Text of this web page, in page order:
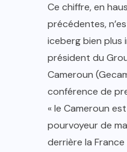
Ce chiffre, en
précédentes,
iceberg bien plus
président du
Cameroun
conférence de
« le Cameroun
pourvoyeur de
derrière la France